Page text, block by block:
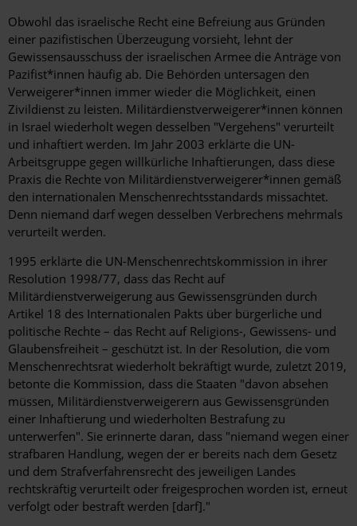
Obwohl das israelische Recht eine Befreiung aus Gründen
einer pazifistischen Überzeugung vorsieht, lehnt der
Gewissensausschuss der israelischen Armee die Anträge von
Pazifist*innen häufig ab. Die Behörden untersagen den
Verweigerer*innen immer wieder die Möglichkeit, einen
Zivildienst zu leisten. Militärdienstverweigerer*innen können
in Israel wiederholt wegen desselben "Vergehens" verurteilt
und inhaftiert werden. Im Jahr 2003 erklärte die UN-
Arbeitsgruppe gegen willkürliche Inhaftierungen, dass diese
Praxis die Rechte von Militärdienstverweigerer*innen gemäß
den internationalen Menschenrechtsstandards missachtet.
Denn niemand darf wegen desselben Verbrechens mehrmals
verurteilt werden.
1995 erklärte die UN-Menschenrechtskommission in ihrer
Resolution 1998/77, dass das Recht auf
Militärdienstverweigerung aus Gewissensgründen durch
Artikel 18 des Internationalen Pakts über bürgerliche und
politische Rechte – das Recht auf Religions-, Gewissens- und
Glaubensfreiheit – geschützt ist. In der Resolution, die vom
Menschenrechtsrat wiederholt bekräftigt wurde, zuletzt 2019,
betonte die Kommission, dass die Staaten "davon absehen
müssen, Militärdienstverweigerern aus Gewissensgründen
einer Inhaftierung und wiederholten Bestrafung zu
unterwerfen". Sie erinnerte daran, dass "niemand wegen einer
strafbaren Handlung, wegen der er bereits nach dem Gesetz
und dem Strafverfahrensrecht des jeweiligen Landes
rechtskräftig verurteilt oder freigesprochen worden ist, erneut
verfolgt oder bestraft werden [darf]."